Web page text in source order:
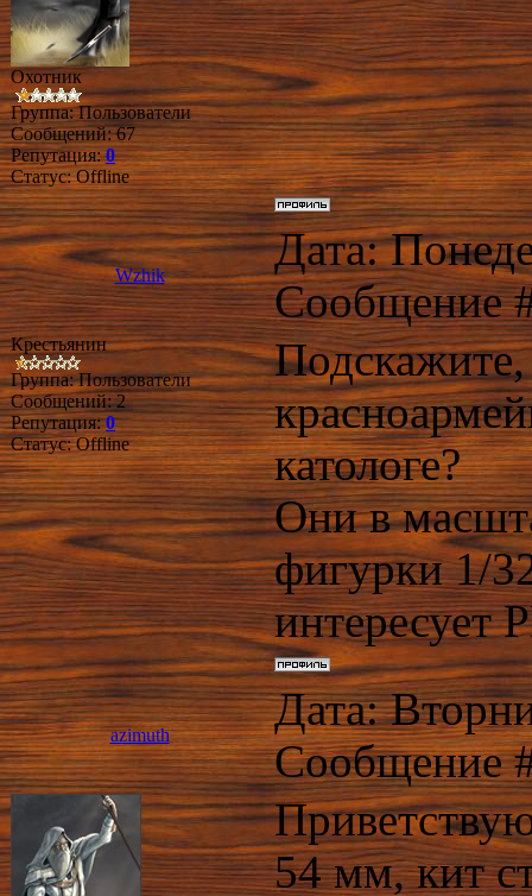
Охотник
Группа: Пользователи
Сообщений:67
Репутация:0
Статус:Offline
Wzhik
Дата:
Сообщение
Крестьянин
Группа: Пользователи
Сообщений:2
Репутация:0
Статус:Offline
Подскажите,
катологе?
Они в
фигурки 1/
интересует
azimuth
Дата:
Сообщение
54 мм, кит